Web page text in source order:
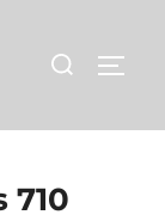
Sök
710